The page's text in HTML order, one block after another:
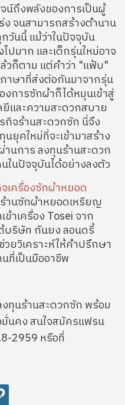
น์ถึงพลังของการเป็นผู้
จนสามารถสร้างตำนาน
วันนี้ แม้ว่าในปัจจุบัน
มาก และเด็กรุ่นใหม่อาจ
วก็ตาม แต่คำว่า "แฟ้บ"
าษาที่ส่งต่อกันมาจากรุ่น
งการซักผ้าก็ได้หมุนเข้าสู่
ยีและความสะดวกสบาย
กิจร้านสะดวกซัก นี่จึง
ยุคใหม่ที่จะเข้ามาสร้าง
นการ ลงทุนร้านสะดวก
ในปัจจุบันได้อย่างลงตัว
เครื่องซักผ้าหยอด
ร้านซักผ้าหยอดเหรียญ
าเครื่อง Tosei จาก
บริษัท กันยง ลอนดรี้
ยวิเคราะห์ให้คำปรึกษา
ที่เป็นมืออาชีพ
ทุนร้านสะดวกซัก พร้อม
มั่นคง สนใจสมัครแฟรน
2959 หรือที่